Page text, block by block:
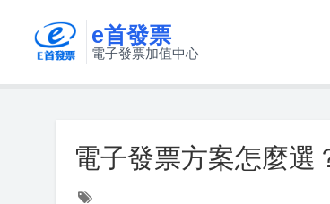
e首發票
電子發票加值中心
電子發票方案怎麼選